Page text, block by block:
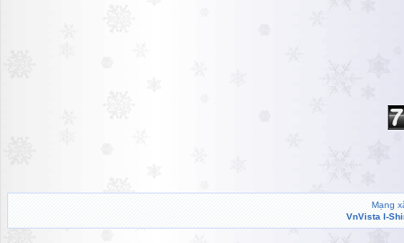
Mạng
VnVista I-